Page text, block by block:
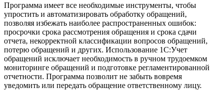
Программа имеет все необходимые инструменты, чтобы
упростить и автоматизировать обработку обращений,
позволяя избежать наиболее распространенных ошибок:
просрочки срока рассмотрения обращения и срока сдачи
отчета, некорректной классификации вопросов обращений,
потерю обращений и других. Использование 1С:Учет
обращений исключает необходимость в ручном трудоемком
мониторинге обращений и подготовке регламентированной
отчетности. Программа позволит не забыть вовремя
уведомить или передать обращение ответственному лицу.